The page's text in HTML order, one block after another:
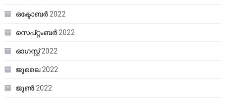
ഒക്ടോബർ 2022
സെപ്റ്റംബർ 2022
ഓഗസ്റ്റ്‌ 2022
ജൂലൈ 2022
ജൂൺ 2022